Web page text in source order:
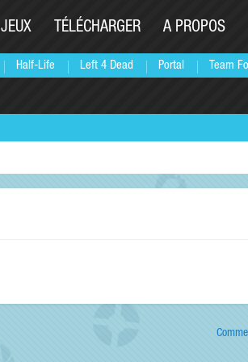
Half-Life Left 4 Dead Portal Team
JEUX TÉLÉCHARGER A PROPOS